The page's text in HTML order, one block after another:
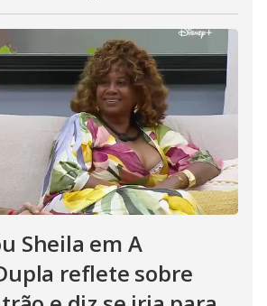
Sheila em A
reflete sobre